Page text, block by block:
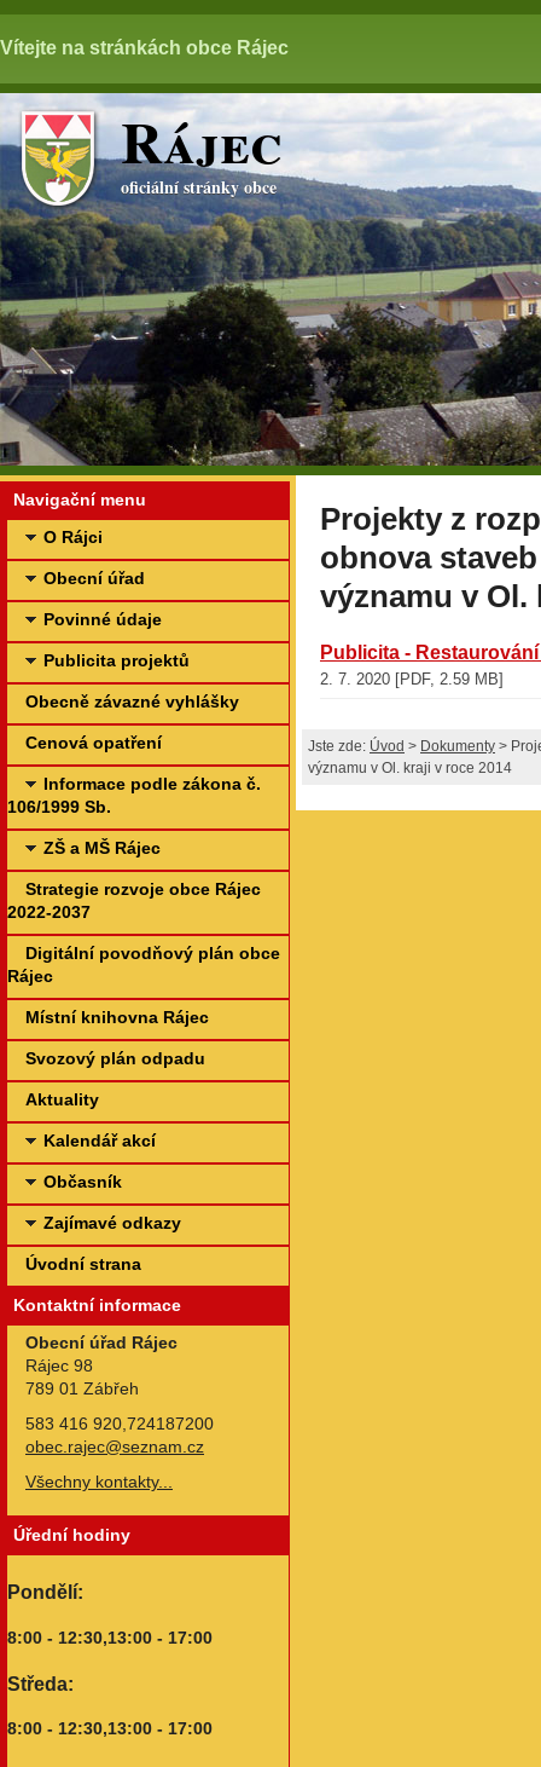
Vítejte na stránkách obce Rájec
Rájec
oficiální stránky obce
Navigační menu
O Rájci
Obecní úřad
Povinné údaje
Publicita projektů
Obecně závazné vyhlášky
Cenová opatření
Informace podle zákona č.
106/1999 Sb.
ZŠ a MŠ Rájec
Strategie rozvoje obce Rájec
2022-2037
Digitální povodňový plán obce
Rájec
Místní knihovna Rájec
Svozový plán odpadu
Aktuality
Kalendář akcí
Občasník
Zajímavé odkazy
Úvodní strana
Kontaktní informace
Obecní úřad Rájec
Rájec 98
789 01 Zábřeh
583 416 920,724187200
obec.rajec@seznam.cz
Všechny kontakty...
Úřední hodiny
Pondělí:
8:00 - 12:30,13:00 - 17:00
Středa:
8:00 - 12:30,13:00 - 17:00
Projekty z
obnova
významu v Ol.
Publicita -
2. 7. 2020 [PDF, 2.59 MB]
Jste zde: Úvod > Dokumenty >
významu v Ol. kraji v roce 2014